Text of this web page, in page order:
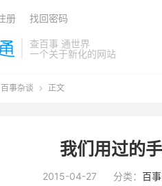
查百事 通世界
一个关于新化的网站
册 找回密码
百事杂谈  正文
我们用过的
2015-04-27 分类： 百